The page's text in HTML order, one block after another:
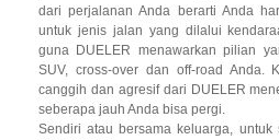
dari perjalanan Anda berarti Anda
untuk jenis jalan yang dilalui
guna DUELER menawarkan pilian
SUV, cross-over dan off-road Anda.
canggih dan agresif dari DUELER
seberapa jauh Anda bisa pergi.
Sendiri atau bersama keluarga, untuk